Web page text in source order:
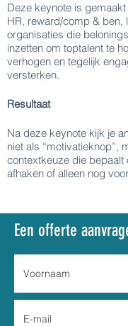
Deze keynote is
HR, reward/comp & ben,
organisaties die
inzetten om toptalent te
verhogen en tegelijk
versterken.
Resultaat
Na deze keynote kijk je
niet als “motivatieknop”,
contextkeuze die bepaalt
afhaken of alleen nog
Een offerte